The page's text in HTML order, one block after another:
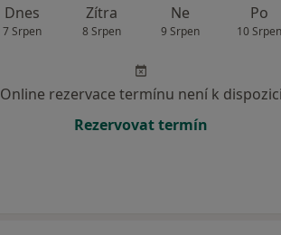
Dnes
7 Srpen
Zítra
8 Srpen
Ne
9 Srpen
Po
10 Srpen
Online rezervace termínu není k dispozici
Rezervovat termín